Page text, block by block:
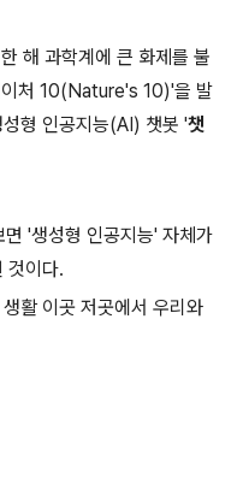
해 과학계에 큰 화제를 불
이처 10(Nature's 10)'을 발
형 인공지능(AI) 챗봇 '챗
'생성형 인공지능' 자체가
것이다.
활 이곳 저곳에서 우리와